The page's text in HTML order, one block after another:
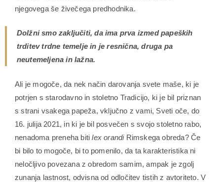
njegovega še živečega predhodnika.
Dolžni smo zaključiti, da ima prva izmed papeških
trditev trdne temelje in je resnična, druga pa
neutemeljena in lažna.
Ali je mogoče, da nek način darovanja svete maše, ki je
potrjen s starodavno in stoletno Tradicijo, ki je bil priznan
s strani vsakega papeža, vključno z vami, Sveti oče, do
16. julija 2021, in ki je bil posvečen s svojo stoletno rabo,
nenadoma preneha bitilex orandiRimskega obreda? Če
bi bilo to mogoče, bi to pomenilo, da ta karakteristika ni
neločljivo povezana z obredom samim, ampak je zgolj
zunanja lastnost, odvisna od odločitev tistih z avtoriteto. V